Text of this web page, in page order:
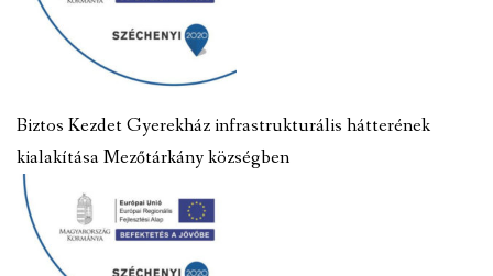
Biztos Kezdet Gyerekház infrastrukturális hátterének
kialakítása Mezőtárkány községben